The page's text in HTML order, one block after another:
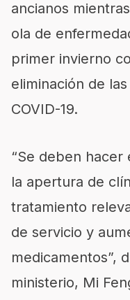
ancianos
ola de
primer invierno
eliminación de
COVID-19.
“Se deben
la apertura de
tratamiento
de servicio y
medicamentos”,
ministerio, Mi